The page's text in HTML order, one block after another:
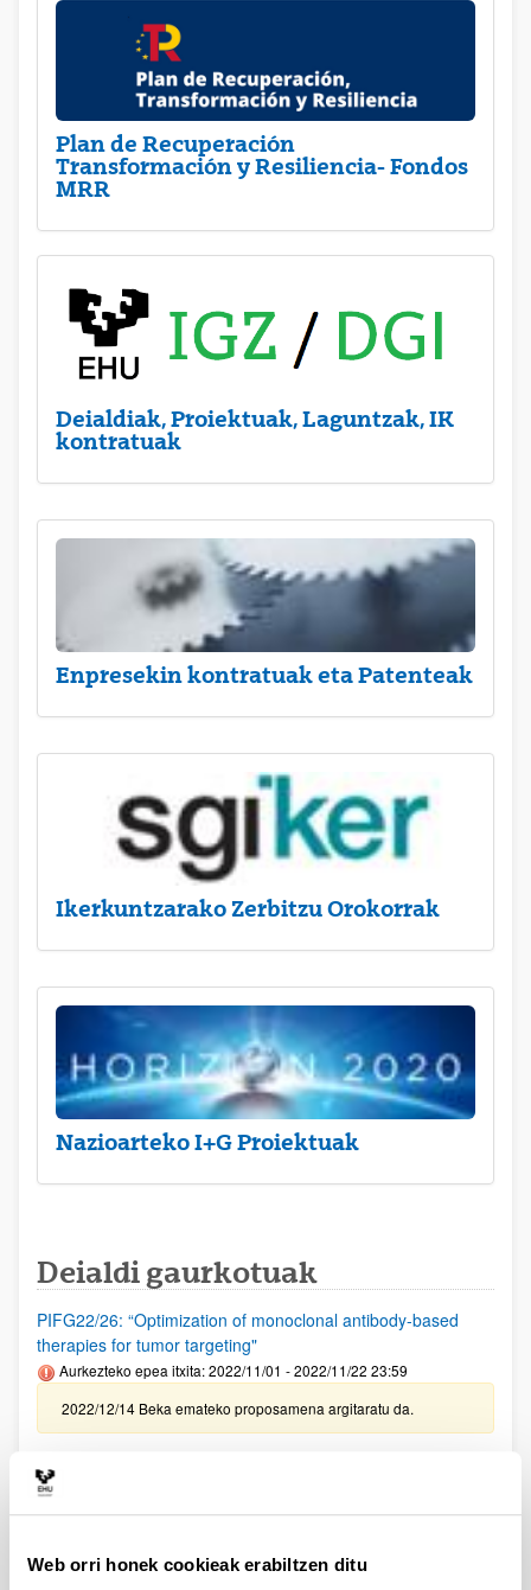
Web orri honek cookieak erabiltzen ditu
Plan de Recuperación
Transformación y Resiliencia- Fondos
MRR
Deialdiak, Proiektuak, Laguntzak, IK
kontratuak
Enpresekin kontratuak eta Patenteak
Ikerkuntzarako Zerbitzu Orokorrak
Nazioarteko I+G Proiektuak
Deialdi gaurkotuak
PIFG22/26: “Optimization of monoclonal antibody-based
therapies for tumor targeting"
Aurkezteko epea itxita: 2022/11/01 - 2022/11/22 23:59
2022/12/14 Beka emateko proposamena argitaratu da.
PIFG22/29: “Derecho transnacional del trabajo y transporte”